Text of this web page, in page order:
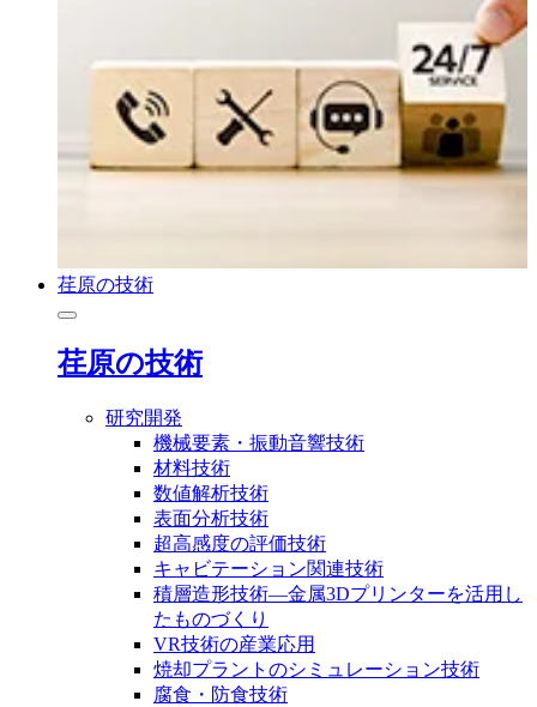
荏原の技術
荏原の技術
研究開発
機械要素・振動音響技術
材料技術
数値解析技術
表面分析技術
超高感度の評価技術
キャビテーション関連技術
積層造形技術―金属3Dプリンターを活用し
たものづくり
VR技術の産業応用
焼却プラントのシミュレーション技術
腐食・防食技術